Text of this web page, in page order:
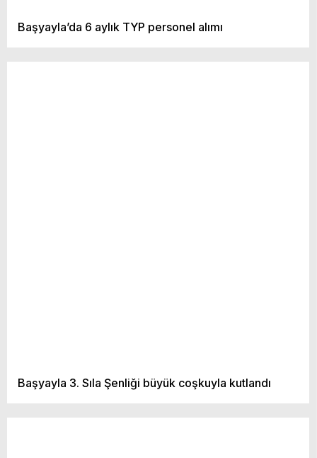
Başyayla’da 6 aylık TYP personel alımı
Başyayla 3. Sıla Şenliği büyük coşkuyla kutlandı